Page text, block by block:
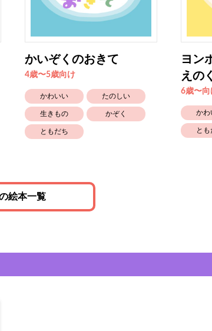
かいぞくのおきて
4歳〜5歳向け
かわいい たのしい
生きもの かぞく
ともだち
ヨン
えの
6歳〜向
かわ
とも
絵本一覧